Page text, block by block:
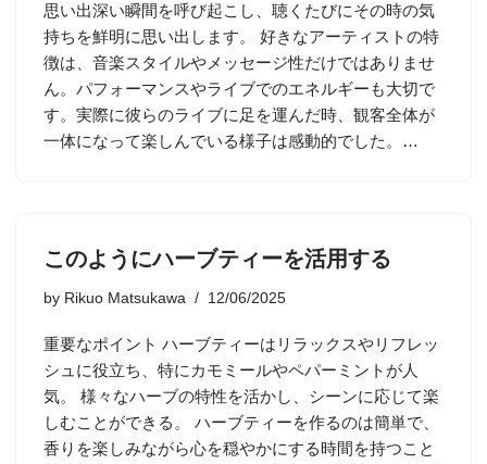
思い出深い瞬間を呼び起こし、聴くたびにその時の気
持ちを鮮明に思い出します。 好きなアーティストの特
徴は、音楽スタイルやメッセージ性だけではありませ
ん。パフォーマンスやライブでのエネルギーも大切で
す。実際に彼らのライブに足を運んだ時、観客全体が
一体になって楽しんでいる様子は感動的でした。…
このようにハーブティーを活用する
by Rikuo Matsukawa 12/06/2025
重要なポイント ハーブティーはリラックスやリフレッ
シュに役立ち、特にカモミールやペパーミントが人
気。 様々なハーブの特性を活かし、シーンに応じて楽
しむことができる。 ハーブティーを作るのは簡単で、
香りを楽しみながら心を穏やかにする時間を持つこと